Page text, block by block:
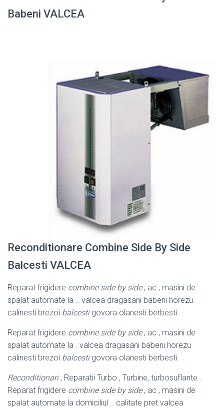
Babeni VALCEA
Reconditionare Combine Side By Side
Balcesti VALCEA
Reparat frigidere combine side by side, ac , masini de
spalat automate la .. valcea dragasani babeni horezu
calinesti brezoi balcestigovora olanesti berbesti
Reparat frigidere combine side by side, ac , masini de
spalat automate la . valcea dragasani babeni horezu
calinesti brezoi balcestigovora olanesti berbesti
Reconditionari, Reparatii Turbo , Turbine, turbosuflante .
Reparat frigidere combine side by side, ac , masini de
spalat automate la domiciliul .. calitate pret valcea